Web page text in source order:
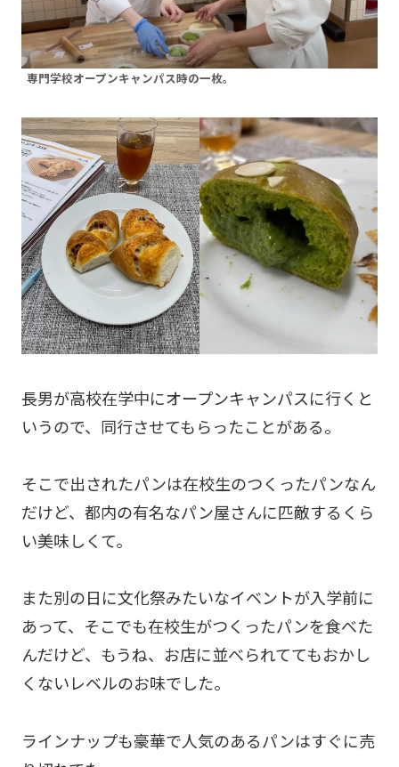
専門学校オープンキャンパス時の一枚。
長男が高校在学中にオープンキャンパスに行くと
いうので、同行させてもらったことがある。
そこで出されたパンは在校生のつくったパンなん
だけど、都内の有名なパン屋さんに匹敵するくら
い美味しくて。
また別の日に文化祭みたいなイベントが入学前に
あって、そこでも在校生がつくったパンを食べた
んだけど、もうね、お店に並べられててもおかし
くないレベルのお味でした。
ラインナップも豪華で人気のあるパンはすぐに売